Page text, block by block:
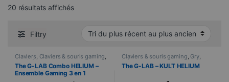
20 résultats affichésTrié du plus récent au plus ancien
Filtry
Claviers, Claviers & souris gaming,
Gry Informatyka Urządzenia
peryferyjne,PROMOTIONS,Souris
The G-LAB Combo HELIUM –
Ensemble Gaming 3 en 1
Claviers & souris gaming, Gry,
Informatyka Urządzenia
peryferyjne,Souris
The G-LAB – KULT HELIUM